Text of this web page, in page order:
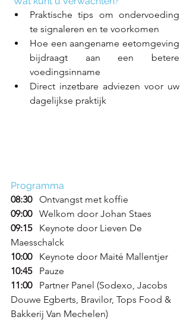
Praktische tips om ondervoeding
te signaleren en te voorkomen
Hoe een aangename eetomgeving
bijdraagt aan een betere
voedingsinname
Direct inzetbare adviezen voor uw
dagelijkse praktijk
Programma
08:30
   Ontvangst met koffie
09:00
  Welkom door Johan Staes
09:15
   Keynote door Lieven De
Maesschalck
10:00
   Keynote door Maité Mallentjer
10:45
   Pauze
11:00
   Partner Panel
(Sodexo, Jacobs
Douwe Egberts, Bravilor, Tops Food &
Bakkerij Van Mechelen)